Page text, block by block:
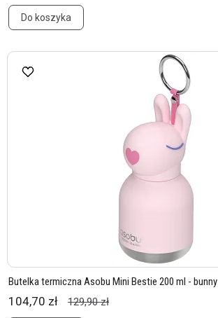
Do koszyka
Butelka termiczna Asobu Mini Bestie 200 ml - bunny
104,70 zł 129,90 zł